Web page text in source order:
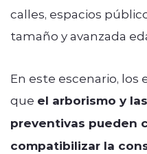
calles, espacios
tamaño y avanzada
En este escenario, los
que el arborismo y
preventivas pueden
compatibilizar la